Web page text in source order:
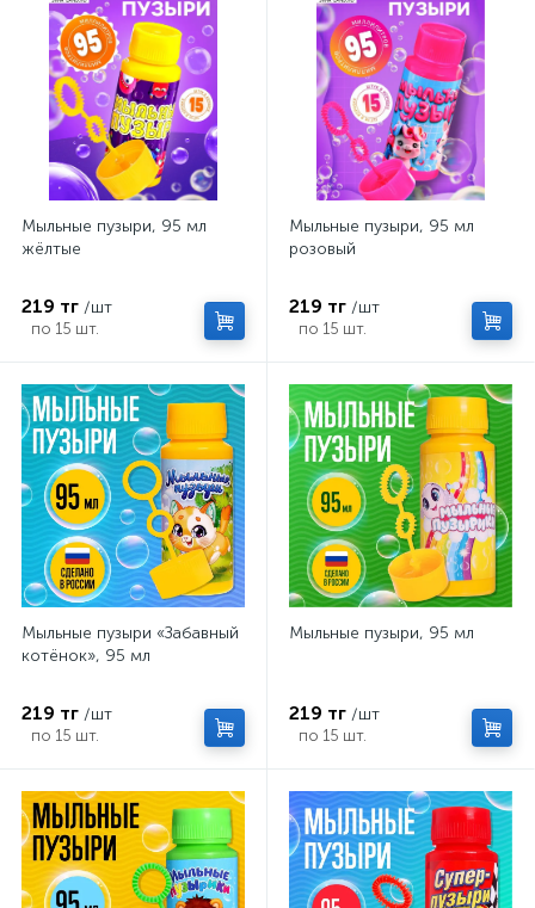
Мыльные пузыри, 95 мл
жёлтые
219 тг /шт
по 15 шт.
Мыльные пузыри, 95 мл
розовый
219 тг /шт
по 15 шт.
Мыльные пузыри «Забавный
котёнок», 95 мл
219 тг /шт
по 15 шт.
Мыльные пузыри, 95 мл
219 тг /шт
по 15 шт.